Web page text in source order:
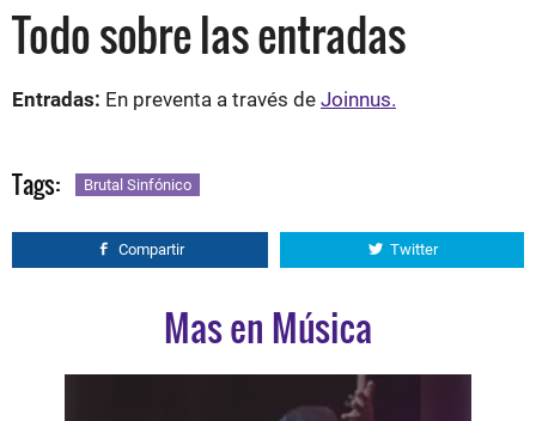
Todo sobre las entradas
Entradas: En preventa a través de Joinnus.
Tags: Brutal Sinfónico
Compartir Twitter
Mas en Música